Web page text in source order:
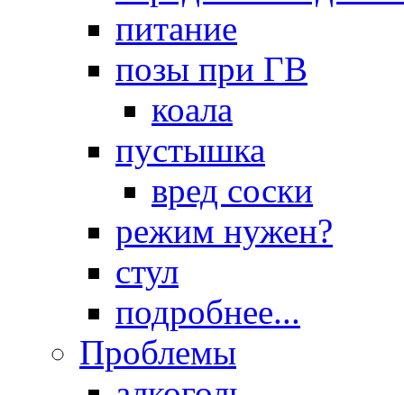
питание
позы при ГВ
коала
пустышка
вред соски
режим нужен?
стул
подробнее...
Проблемы